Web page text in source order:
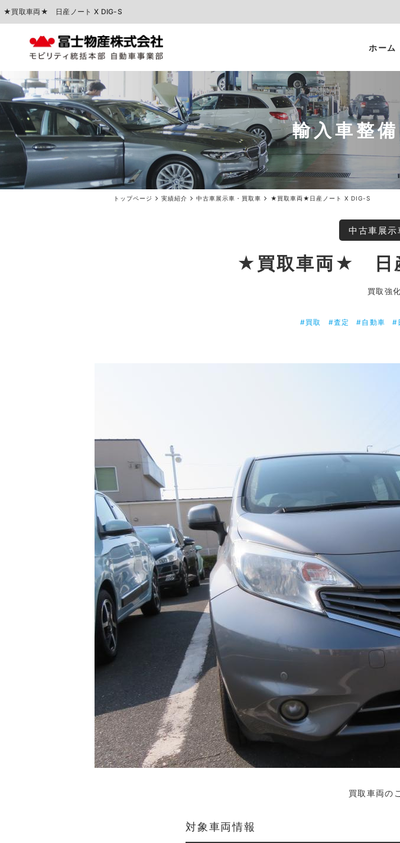
★買取車両★ 日産ノート X DIG-S
ホーム
輸入車整
トップページ 実績紹介 中古車展示車・買取車 ★買取車両★日産ノート X DIG-S
中古車展示
★買取車両★ 日
買取強
#買取 #査定 #自動車 #
買取車両の
対象車両情報